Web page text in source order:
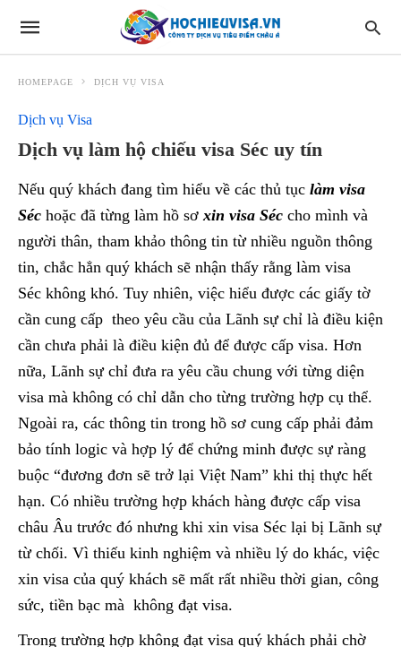
HOMEPAGE DỊCH VỤ VISA
Dịch vụ Visa
Dịch vụ làm hộ chiếu visa Séc uy tín
Nếu quý khách đang tìm hiểu về các thủ tục làm visa
Séc hoặc đã từng làm hồ sơxin visa Séc cho mình và
người thân, tham khảo thông tin từ nhiều nguồn thông
tin, chắc hẳn quý khách sẽ nhận thấy rằng làm visa
Séc không khó. Tuy nhiên, việc hiểu được các giấy tờ
cần cung cấp theo yêu cầu của Lãnh sự chỉ là điều kiện
cần chưa phải là điều kiện đủ để được cấp visa. Hơn
nữa, Lãnh sự chỉ đưa ra yêu cầu chung với từng diện
visa mà không có chỉ dẫn cho từng trường hợp cụ thể.
Ngoài ra, các thông tin trong hồ sơ cung cấp phải đảm
bảo tính logic và hợp lý để chứng minh được sự ràng
buộc “đương đơn sẽ trở lại Việt Nam” khi thị thực hết
hạn. Có nhiều trường hợp khách hàng được cấp visa
châu Âu trước đó nhưng khi xin visa Séc lại bị Lãnh sự
từ chối. Vì thiếu kinh nghiệm và nhiều lý do khác, việc
xin visa của quý khách sẽ mất rất nhiều thời gian, công
sức, tiền bạc mà không đạt visa.
Trong trường hợp không đạt visa quý khách phải chờ